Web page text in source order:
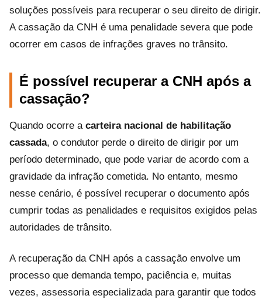
soluções possíveis para recuperar o seu direito de dirigir.
A cassação da CNH é uma penalidade severa que pode
ocorrer em casos de infrações graves no trânsito.
É possível recuperar a CNH após a
cassação?
Quando ocorre a carteira nacional de habilitação
cassada, o condutor perde o direito de dirigir por um
período determinado, que pode variar de acordo com a
gravidade da infração cometida. No entanto, mesmo
nesse cenário, é possível recuperar o documento após
cumprir todas as penalidades e requisitos exigidos pelas
autoridades de trânsito.
A recuperação da CNH após a cassação envolve um
processo que demanda tempo, paciência e, muitas
vezes, assessoria especializada para garantir que todos